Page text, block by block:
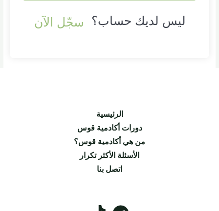
ليس لديك حساب؟ سجّل الآن
الرئيسية
دورات أكادمية قوس
من هي أكادمية قوس؟
الأسئلة الأكثر تكرار
اتصل بنا